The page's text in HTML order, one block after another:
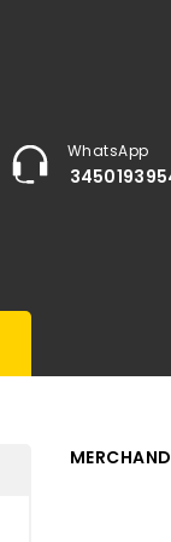
WhatsApp